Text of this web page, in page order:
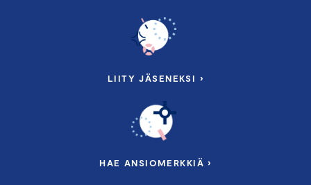
LIITY JÄSENEKSI ›
HAE ANSIOMERKKIÄ ›